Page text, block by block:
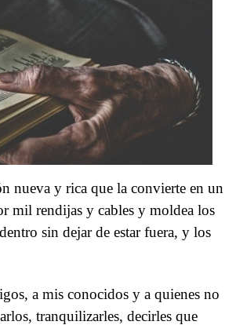
nueva y rica que la convierte en un
mil rendijas y cables y moldea los
sin dejar de estar fuera, y los
a mis conocidos y a quienes no
tranquilizarles, decirles que